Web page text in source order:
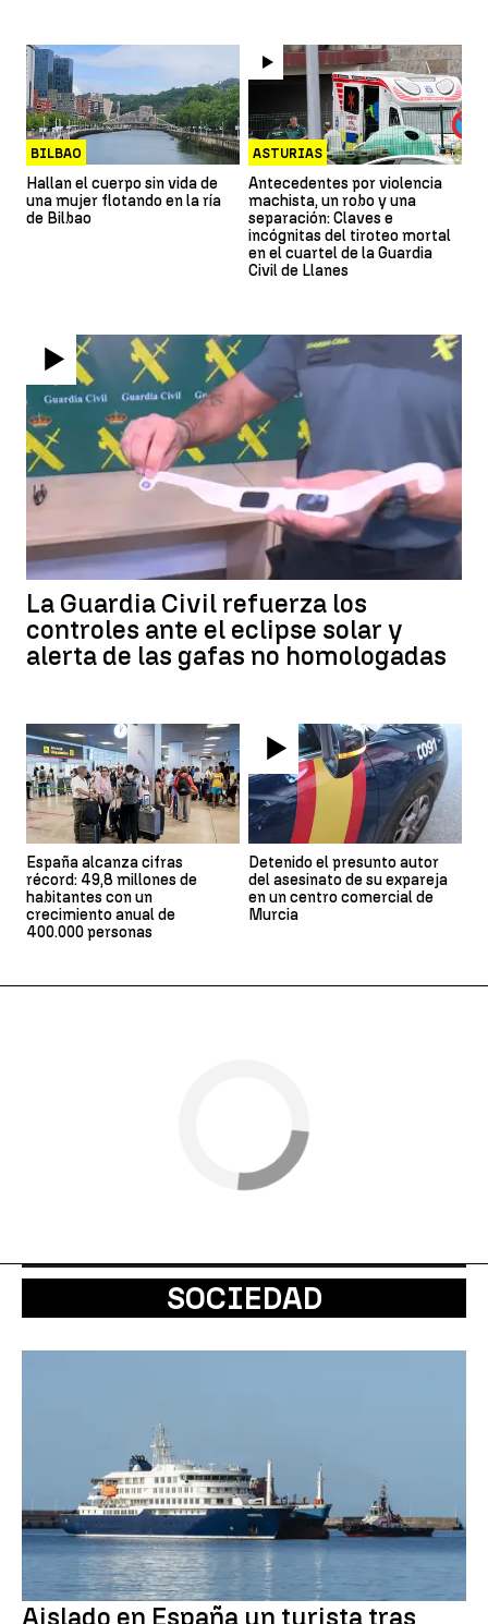
BILBAO
Hallan el cuerpo sin vida de
una mujer flotando en la ría
de Bilbao
ASTURIAS
Antecedentes por violencia
machista, un robo y una
separación: Claves e
incógnitas del tiroteo mortal
en el cuartel de la Guardia
Civil de Llanes
La Guardia Civil refuerza los
controles ante el eclipse solar y
alerta de las gafas no homologadas
España alcanza cifras
récord: 49,8 millones de
habitantes con un
crecimiento anual de
400.000 personas
Detenido el presunto autor
del asesinato de su expareja
en un centro comercial de
Murcia
SOCIEDAD
Aislado en España un turista tras